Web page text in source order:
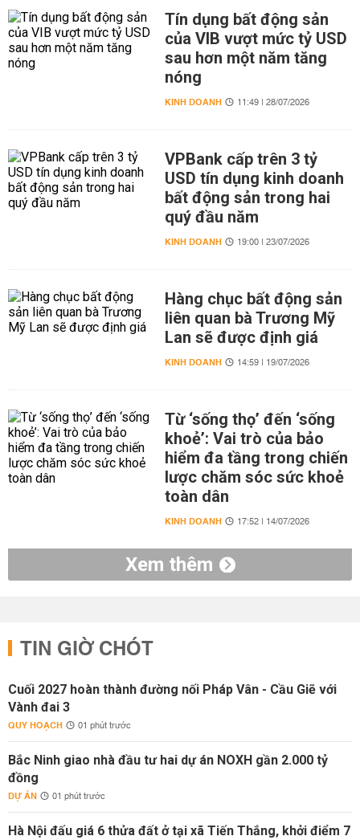
Tín dụng bất động sản
của VIB vượt mức tỷ USD
sau hơn một năm tăng
nóng
KINH DOANH 11:49 | 28/07/2026
VPBank cấp trên 3 tỷ
USD tín dụng kinh doanh
bất động sản trong hai
quý đầu năm
KINH DOANH 19:00 | 23/07/2026
Hàng chục bất động sản
liên quan bà Trương Mỹ
Lan sẽ được định giá
KINH DOANH 14:59 | 19/07/2026
Từ ‘sống thọ’ đến ‘sống
khoẻ’: Vai trò của bảo
hiểm đa tầng trong chiến
lược chăm sóc sức khoẻ
toàn dân
KINH DOANH 17:52 | 14/07/2026
Xem thêm
TIN GIỜ CHÓT
Cuối 2027 hoàn thành đường nối Pháp Vân - Cầu Giẽ với
Vành đai 3
QUY HOẠCH 01 phút trước
Bắc Ninh giao nhà đầu tư hai dự án NOXH gần 2.000 tỷ
đồng
DỰ ÁN 01 phút trước
Hà Nội đấu giá 6 thửa đất ở tại xã Tiến Thắng, khởi điểm 7